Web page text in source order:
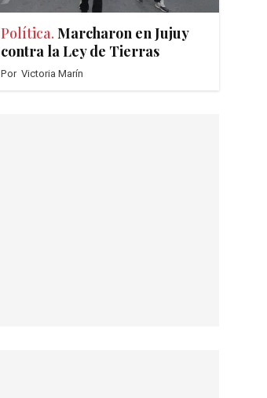
Política. Marcharon en Jujuy
contra la Ley de Tierras
Por Victoria Marín